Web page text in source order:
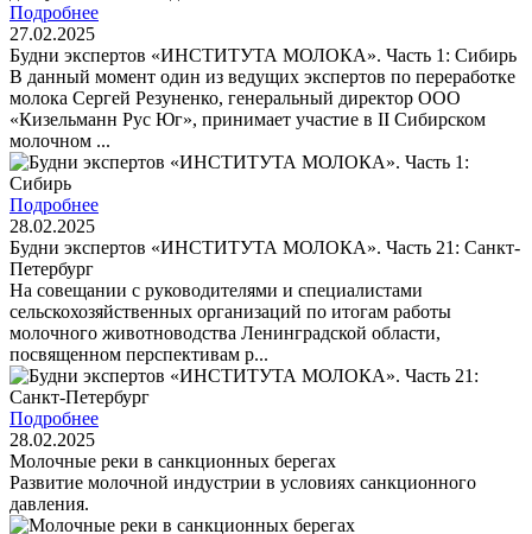
Подробнее
27.02.2025
Будни экспертов «ИНСТИТУТА МОЛОКА». Часть 1: Сибирь
В данный момент один из ведущих экспертов по переработке
молока Сергей Резуненко, генеральный директор ООО
«Кизельманн Рус Юг», принимает участие в II Сибирском
молочном ...
Подробнее
28.02.2025
Будни экспертов «ИНСТИТУТА МОЛОКА». Часть 21: Санкт-
Петербург
На совещании с руководителями и специалистами
сельскохозяйственных организаций по итогам работы
молочного животноводства Ленинградской области,
посвященном перспективам р...
Подробнее
28.02.2025
Молочные реки в санкционных берегах
Развитие молочной индустрии в условиях санкционного
давления.